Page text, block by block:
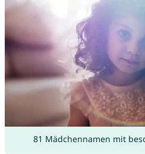
81 Mädchennamen mit